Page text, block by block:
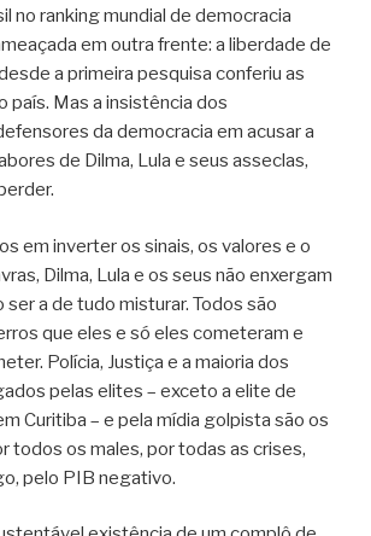
no ranking mundial de democracia
em outra frente: a liberdade de
a primeira pesquisa conferiu as
país. Mas a insistência dos
da democracia em acusar a
de Dilma, Lula e seus asseclas,
em inverter os sinais, os valores e o
Dilma, Lula e os seus não enxergam
ser a de tudo misturar. Todos são
que eles e só eles cometeram e
Polícia, Justiça e a maioria dos
pelas elites – exceto a elite de
Curitiba – e pela mídia golpista são os
todos os males, por todas as crises,
pelo PIB negativo.